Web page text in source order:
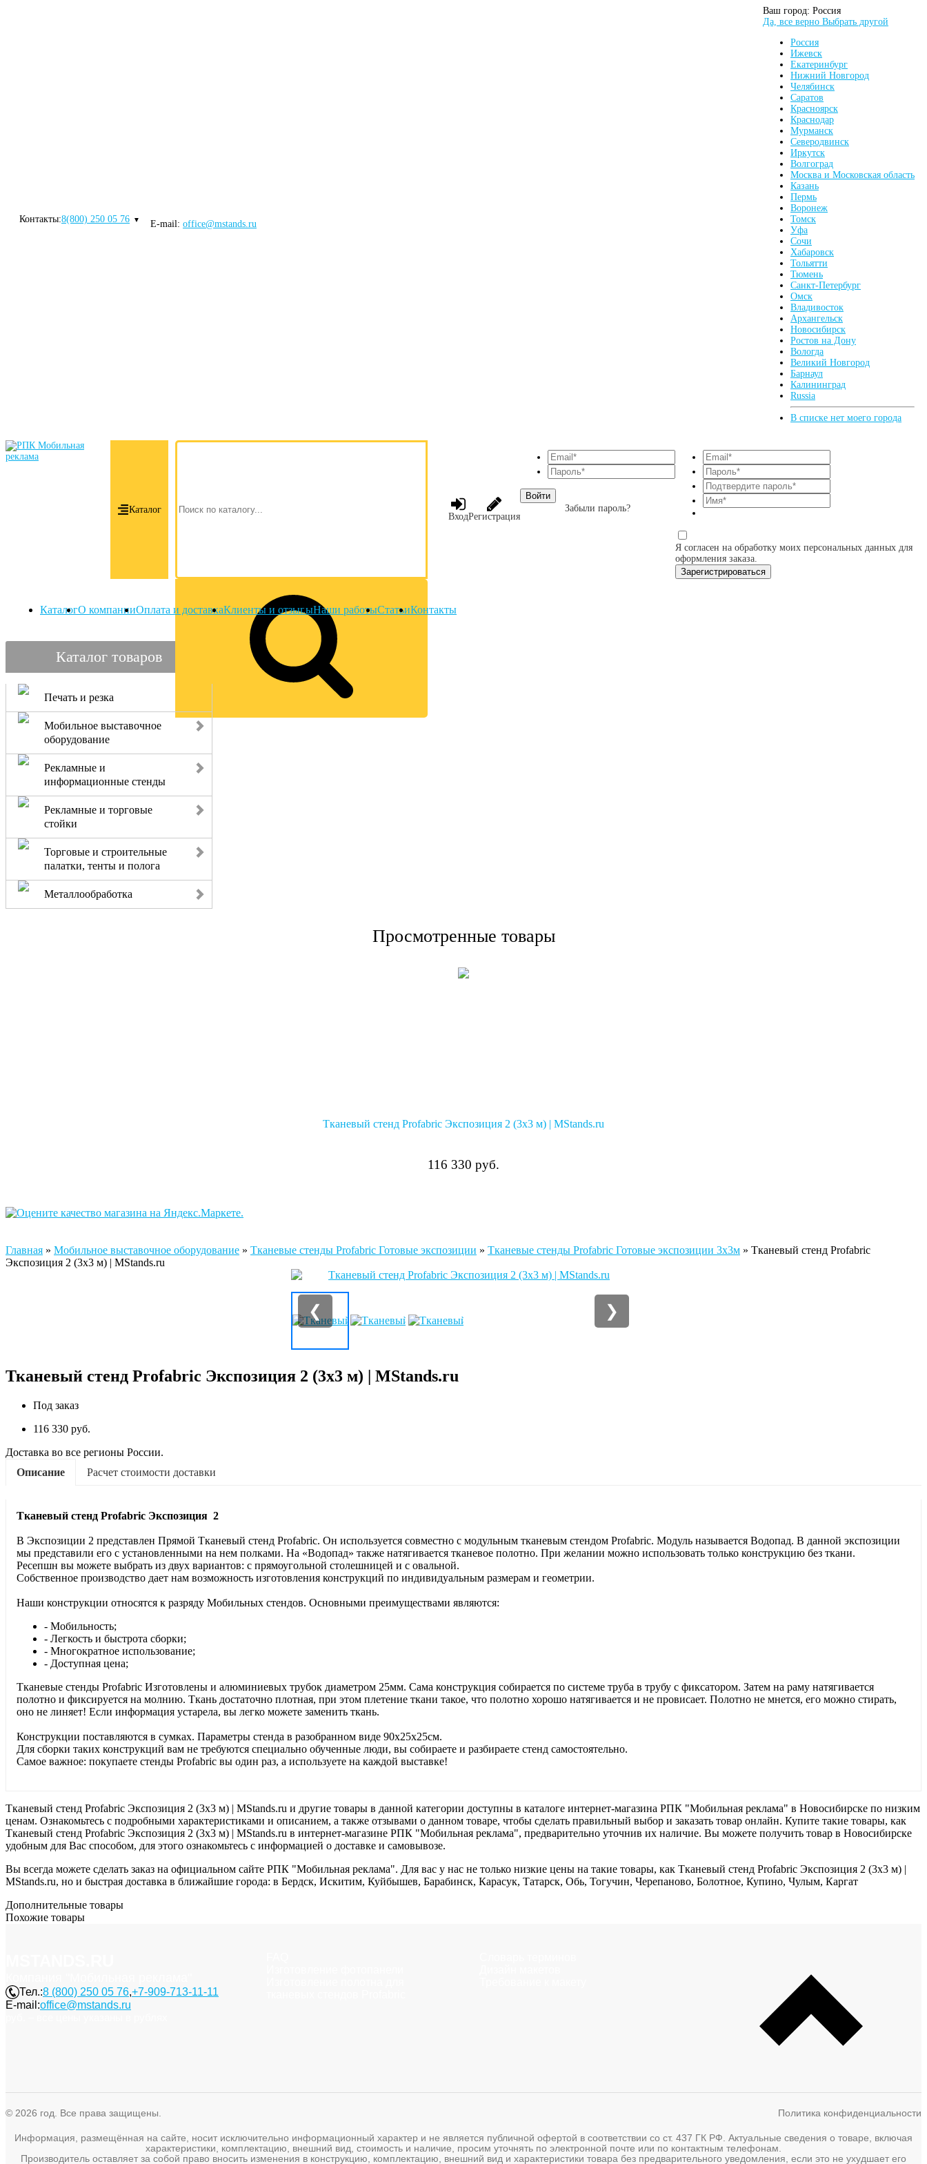
Контакты:8(800) 250 05 76 E-mail: office@mstands.ru
Ваш город: Россия
Да, все верно Выбрать другой
Россия
Ижевск
Екатеринбург
Нижний Новгород
Челябинск
Саратов
Красноярск
Краснодар
Мурманск
Северодвинск
Иркутск
Волгоград
Москва и Московская область
Казань
Пермь
Воронеж
Томск
Уфа
Сочи
Хабаровск
Тольятти
Тюмень
Санкт-Петербург
Омск
Владивосток
Архангельск
Новосибирск
Ростов на Дону
Вологда
Великий Новгород
Барнаул
Калининград
Russia
В списке нет моего города
Каталог
ВходРегистрация
Войти
Забыли пароль?
Я согласен на обработку моих персональных данных для
оформления заказа.
Зарегистрироваться
КаталогО компанииОплата и доставкаКлиенты и отзывыНаши работыСтатьиКонтакты
Каталог товаров
Печать и резка
Мобильное выставочное
оборудование
Рекламные и
информационные стенды
Рекламные и торговые
стойки
Торговые и строительные
палатки, тенты и полога
Металлообработка
Просмотренные товары
Тканевый стенд Profabric Экспозиция 2 (3х3 м) | MStands.ru
116 330 руб.
Главная » Мобильное выставочное оборудование » Тканевые стенды Profabric Готовые экспозиции » Тканевые стенды Profabric Готовые экспозиции 3х3м » Тканевый стенд Profabric
Экспозиция 2 (3х3 м) | MStands.ru
❮ ❯
Тканевый стенд Profabric Экспозиция 2 (3х3 м) | MStands.ru
Под заказ
116 330 руб.
Доставка во все регионы России.
Описание
Расчет стоимости доставки
Тканевый стенд Profabric Экспозиция 2
В Экспозиции 2 представлен Прямой Тканевый стенд Profabric. Он используется совместно с модульным тканевым стендом Profabric. Модуль называется Водопад. В данной экспозиции
мы представили его с установленными на нем полками. На «Водопад» также натягивается тканевое полотно. При желании можно использовать только конструкцию без ткани.
Ресепшн вы можете выбрать из двух вариантов: с прямоугольной столешницей и с овальной.
Собственное производство дает нам возможность изготовления конструкций по индивидуальным размерам и геометрии.
Наши конструкции относятся к разряду Мобильных стендов. Основными преимуществами являются:
- Мобильность;
- Легкость и быстрота сборки;
- Многократное использование;
- Доступная цена;
Тканевые стенды Profabric Изготовлены и алюминиевых трубок диаметром 25мм. Сама конструкция собирается по системе труба в трубу с фиксатором. Затем на раму натягивается
полотно и фиксируется на молнию. Ткань достаточно плотная, при этом плетение ткани такое, что полотно хорошо натягивается и не провисает. Полотно не мнется, его можно стирать,
оно не линяет! Если информация устарела, вы легко можете заменить ткань.
Конструкции поставляются в сумках. Параметры стенда в разобранном виде 90х25х25см.
Для сборки таких конструкций вам не требуются специально обученные люди, вы собираете и разбираете стенд самостоятельно.
Самое важное: покупаете стенды Profabric вы один раз, а используете на каждой выставке!
Тканевый стенд Profabric Экспозиция 2 (3х3 м) | MStands.ru и другие товары в данной категории доступны в каталоге интернет-магазина РПК "Мобильная реклама" в Новосибирске по низким
ценам. Ознакомьтесь с подробными характеристиками и описанием, а также отзывами о данном товаре, чтобы сделать правильный выбор и заказать товар онлайн. Купите такие товары, как
Тканевый стенд Profabric Экспозиция 2 (3х3 м) | MStands.ru в интернет-магазине РПК "Мобильная реклама", предварительно уточнив их наличие. Вы можете получить товар в Новосибирске
удобным для Вас способом, для этого ознакомьтесь с информацией о доставке и самовывозе.
Вы всегда можете сделать заказ на официальном сайте РПК "Мобильная реклама". Для вас у нас не только низкие цены на такие товары, как Тканевый стенд Profabric Экспозиция 2 (3х3 м) |
MStands.ru, но и быстрая доставка в ближайшие города: в Бердск, Искитим, Куйбышев, Барабинск, Карасук, Татарск, Обь, Тогучин, Черепаново, Болотное, Купино, Чулым, Каргат
Дополнительные товары
Похожие товары
Тел.:8 (800) 250 05 76,+7-909-713-11-11
E-mail:office@mstands.ru
© 2026 год. Все права защищены. Политика конфиденциальности
Информация, размещённая на сайте, носит исключительно информационный характер и не является публичной офертой в соответствии со ст. 437 ГК РФ. Актуальные сведения о товаре, включая
характеристики, комплектацию, внешний вид, стоимость и наличие, просим уточнять по электронной почте или по контактным телефонам.
Производитель оставляет за собой право вносить изменения в конструкцию, комплектацию, внешний вид и характеристики товара без предварительного уведомления, если это не ухудшает его